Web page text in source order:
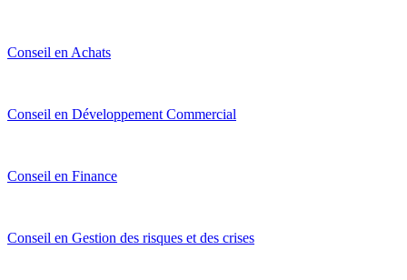
Conseil en Achats
Conseil en Développement Commercial
Conseil en Finance
Conseil en Gestion des risques et des crises